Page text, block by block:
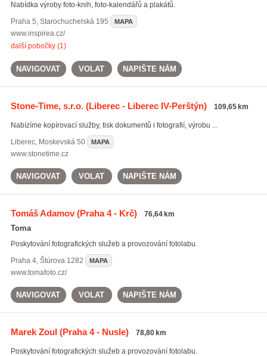
Nabídka výroby foto-knih, foto-kalendářů a plakátů.
Praha 5, Starochuchelská 195 MAPA
www.inspirea.cz/
další pobočky (1)
NAVIGOVAT VOLAT NAPIŠTE NÁM
Stone-Time, s.r.o.(Liberec - Liberec IV-Perštýn) 109,65 km
Nabízíme kopírovací služby, tisk dokumentů i fotografií, výrobu ...
Liberec, Moskevská 50 MAPA
www.stonetime.cz
NAVIGOVAT VOLAT NAPIŠTE NÁM
Tomáš Adamov(Praha 4 - Krč) 76,64 km
Toma
Poskytování fotografických služeb a provozování fotolabu.
Praha 4, Štúrova 1282 MAPA
www.tomafoto.cz/
NAVIGOVAT VOLAT NAPIŠTE NÁM
Marek Zoul(Praha 4 - Nusle) 78,80 km
Poskytování fotografických služeb a provozování fotolabu.